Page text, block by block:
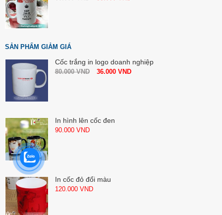
SẢN PHẨM GIẢM GIÁ
Cốc trắng in logo doanh nghiệp
80.000VND 36.000 VND
In hình lên cốc đen
90.000 VND
In cốc đỏ đổi màu
120.000 VND